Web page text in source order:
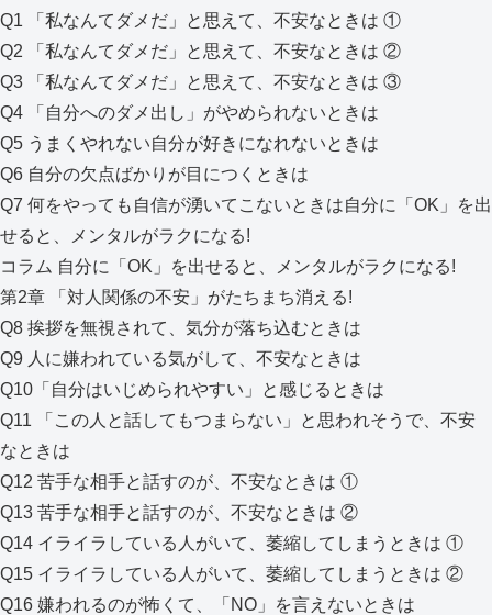
Q1 「私なんてダメだ」と思えて、不安なときは ①
Q2 「私なんてダメだ」と思えて、不安なときは ②
Q3 「私なんてダメだ」と思えて、不安なときは ③
Q4 「自分へのダメ出し」がやめられないときは
Q5 うまくやれない自分が好きになれないときは
Q6 自分の欠点ばかりが目につくときは
Q7 何をやっても自信が湧いてこないときは自分に「OK」を出
せると、メンタルがラクになる!
コラム 自分に「OK」を出せると、メンタルがラクになる!
第2章 「対人関係の不安」がたちまち消える!
Q8 挨拶を無視されて、気分が落ち込むときは
Q9 人に嫌われている気がして、不安なときは
Q10「自分はいじめられやすい」と感じるときは
Q11 「この人と話してもつまらない」と思われそうで、不安
なときは
Q12 苦手な相手と話すのが、不安なときは ①
Q13 苦手な相手と話すのが、不安なときは ②
Q14 イライラしている人がいて、萎縮してしまうときは ①
Q15 イライラしている人がいて、萎縮してしまうときは ②
Q16 嫌われるのが怖くて、「NO」を言えないときは